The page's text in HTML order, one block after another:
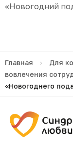
«Новогодний
Главная › Для
вовлечения
«Новогоднего